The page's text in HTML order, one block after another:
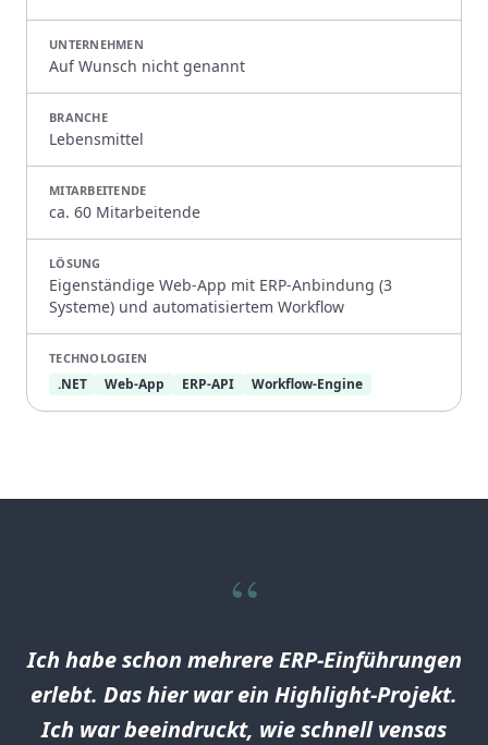
UNTERNEHMEN
Auf Wunsch nicht genannt
BRANCHE
Lebensmittel
MITARBEITENDE
ca. 60 Mitarbeitende
LÖSUNG
Eigenständige Web-App mit ERP-Anbindung (3
Systeme) und automatisiertem Workflow
TECHNOLOGIEN
.NET Web-App ERP-API Workflow-Engine
“
Ich habe schon mehrere ERP-Einführungen
erlebt. Das hier war ein Highlight-Projekt.
Ich war beeindruckt, wie schnell vensas